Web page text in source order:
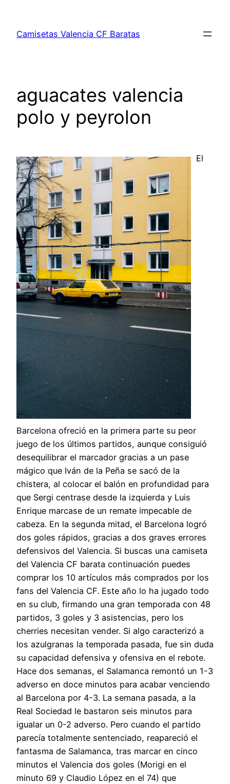
contenido
Camisetas Valencia CF Baratas
aguacates valencia
polo y peyrolon
El
Barcelona ofreció en la primera parte su peor
juego de los últimos partidos, aunque consiguió
desequilibrar el marcador gracias a un pase
mágico que Iván de la Peña se sacó de la
chistera, al colocar el balón en profundidad para
que Sergi centrase desde la izquierda y Luis
Enrique marcase de un remate impecable de
cabeza. En la segunda mitad, el Barcelona logró
dos goles rápidos, gracias a dos graves errores
defensivos del Valencia. Si buscas una camiseta
del Valencia CF barata continuación puedes
comprar los 10 artículos más comprados por los
fans del Valencia CF. Este año lo ha jugado todo
en su club, firmando una gran temporada con 48
partidos, 3 goles y 3 asistencias, pero los
cherries necesitan vender. Si algo caracterizó a
los azulgranas la temporada pasada, fue sin duda
su capacidad defensiva y ofensiva en el rebote.
Hace dos semanas, el Salamanca remontó un 1-3
adverso en doce minutos para acabar venciendo
al Barcelona por 4-3. La semana pasada, a la
Real Sociedad le bastaron seis minutos para
igualar un 0-2 adverso. Pero cuando el partido
parecía totalmente sentenciado, reapareció el
fantasma de Salamanca, tras marcar en cinco
minutos el Valencia dos goles (Morigi en el
minuto 69 y Claudio López en el 74) que